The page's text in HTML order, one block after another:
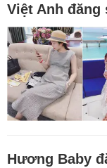
Việt Anh
Hương Baby